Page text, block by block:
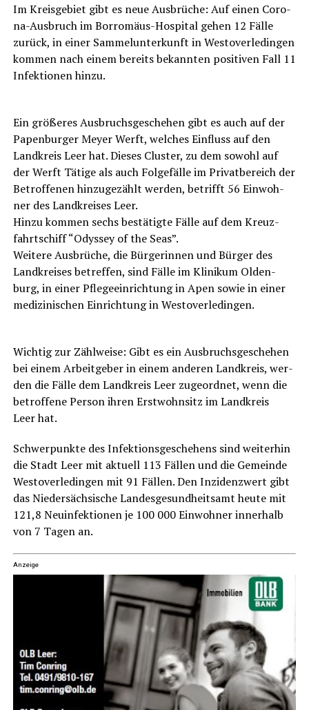
Im Kreis­ge­biet gibt es neue Aus­brü­che: Auf einen Coro­
na-Aus­bruch im Bor­ro­mä­us-Hos­pi­tal gehen 12 Fäl­le
zurück, in einer Sam­mel­un­ter­kunft in Wes­t­ov­er­le­din­gen
kom­men nach einem bereits bekann­ten posi­ti­ven Fall 11
Infek­tio­nen hinzu.
Ein grö­ße­res Aus­bruchs­ge­sche­hen gibt es auch auf der
Papen­bur­ger Mey­er Werft, wel­ches Ein­fluss auf den
Land­kreis Leer hat. Die­ses Clus­ter, zu dem sowohl auf
der Werft Täti­ge als auch Fol­ge­fäl­le im Pri­vat­be­reich der
Betrof­fe­nen hin­zu­ge­zählt wer­den, betrifft 56 Ein­woh­
ner des Land­krei­ses Leer.
Hin­zu kom­men sechs bestä­tig­te Fäl­le auf dem Kreuz­
fahrt­schiff “Odys­sey of the Seas”.
Wei­te­re Aus­brü­che, die Bür­ge­rin­nen und Bür­ger des
Land­krei­ses betref­fen, sind Fäl­le im Kli­ni­kum Olden­
burg, in einer Pfle­ge­ein­rich­tung in Apen sowie in einer
medi­zi­ni­schen Ein­rich­tung in Westoverledingen.
Wich­tig zur Zähl­wei­se: Gibt es ein Aus­bruchs­ge­sche­hen
bei einem Arbeit­ge­ber in einem ande­ren Land­kreis, wer­
den die Fäl­le dem Land­kreis Leer zuge­ord­net, wenn die
betrof­fe­ne Per­son ihren Erst­wohn­sitz im Land­kreis
Leer hat.
Schwer­punk­te des Infek­ti­ons­ge­sche­hens sind wei­ter­hin
die Stadt Leer mit aktu­ell 113 Fäl­len und die Gemein­de
Wes­t­ov­er­le­din­gen mit 91 Fäl­len. Den Inzi­denz­wert gibt
das Nie­der­säch­si­sche Lan­des­ge­sund­heits­amt heu­te mit
121,8 Neu­in­fek­tio­nen je 100 000 Ein­woh­ner inner­halb
von 7 Tagen an.
Anzeige